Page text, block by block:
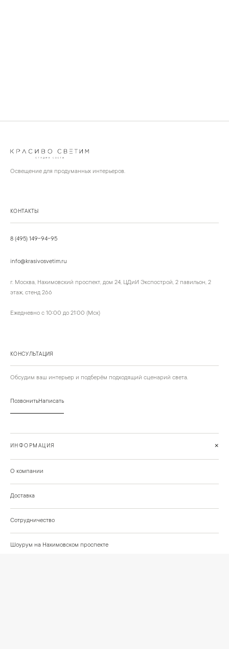
Освещение для продуманных интерьеров.
КОНТАКТЫ
8 (495) 149-94-95
info@krasivosvetim.ru
г. Москва, Нахимовский проспект, дом 24, ЦДиИ Экспострой, 2 павильон, 2
этаж, стенд 266
Ежедневно с 10:00 до 21:00 (Мск)
КОНСУЛЬТАЦИЯ
Обсудим ваш интерьер и подберём подходящий сценарий света.
ПозвонитьНаписать
ИНФОРМАЦИЯ +
О компании
Доставка
Сотрудничество
Шоурум на Нахимовском проспекте